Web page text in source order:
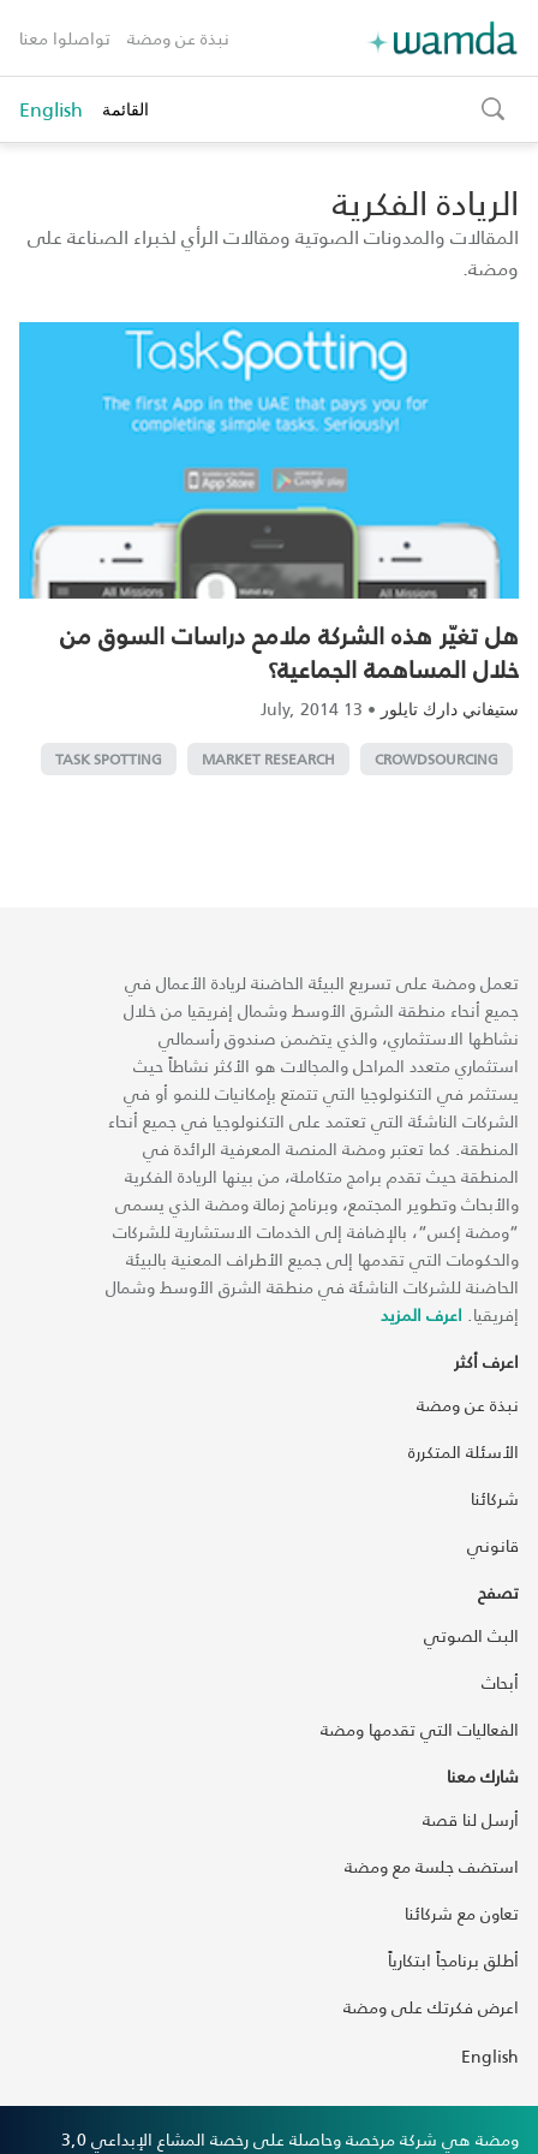
نبذة عن ومضة تواصلوا معنا
toggle
search
القائمة English
الريادة الفكرية
المقالات والمدونات الصوتية ومقالات الرأي لخبراء الصناعة على
ومضة.
هل تغيّر هذه الشركة ملامح دراسات السوق من
خلال المساهمة الجماعية؟‎
ستيفاني دارك تايلور •
13 July, 2014
CROWDSOURCING
MARKET RESEARCH
TASK SPOTTING
تعمل ومضة على تسريع البيئة الحاضنة لريادة الأعمال في
جميع أنحاء منطقة الشرق الأوسط وشمال إفريقيا من خلال
نشاطها الاستثماري، والذي يتضمن صندوق رأسمالي
استثماري متعدد المراحل والمجالات هو الأكثر نشاطاً حيث
يستثمر في التكنولوجيا التي تتمتع بإمكانيات للنمو أو في
الشركات الناشئة التي تعتمد على التكنولوجيا في جميع أنحاء
المنطقة. كما تعتبر ومضة المنصة المعرفية الرائدة في
المنطقة حيث تقدم برامج متكاملة، من بينها الريادة الفكرية
والأبحاث وتطوير المجتمع، وبرنامج زمالة ومضة الذي يسمى
“ومضة إكس“، بالإضافة إلى الخدمات الاستشارية للشركات
والحكومات التي تقدمها إلى جميع الأطراف المعنية بالبيئة
الحاضنة للشركات الناشئة في منطقة الشرق الأوسط وشمال
إفريقيا. اعرف المزيد
اعرف أكثر
نبذة عن ومضة
الأسئلة المتكررة
شركائنا
قانوني
تصفح
البث الصوتي
أبحاث
الفعاليات التي تقدمها ومضة
شارك معنا
أرسل لنا قصة
استضف جلسة مع ومضة
تعاون مع شركائنا
أطلق برنامجاً ابتكارياً
اعرض فكرتك على ومضة
English
ومضة هي شركة مرخصة وحاصلة على رخصة المشاع الإبداعي 3,0